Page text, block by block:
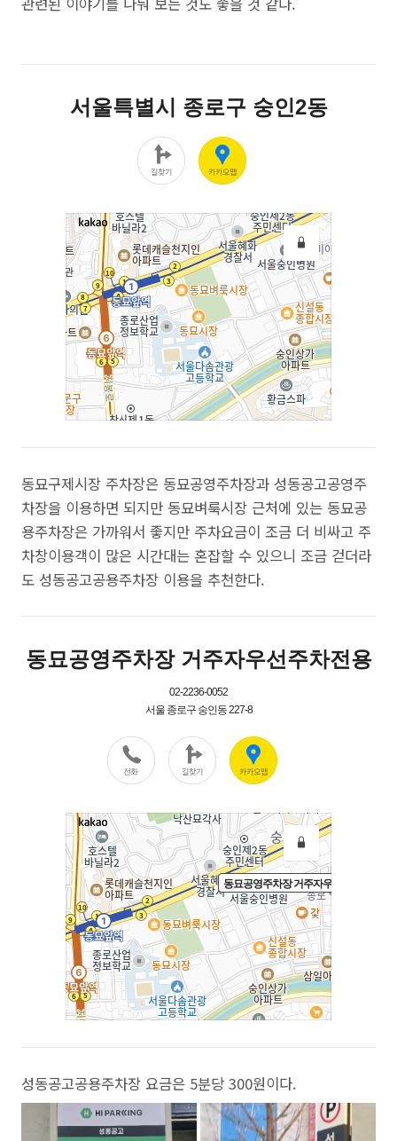
동묘구제시장 주차장은 동묘공영주차장과 성동공고공영주
차장을 이용하면 되지만 동묘벼룩시장 근처에 있는 동묘공
용주차장은 가까워서 좋지만 주차요금이 조금 더 비싸고 주
차창이용객이 많은 시간대는 혼잡할 수 있으니 조금 걷더라
도 성동공고공용주차장 이용을 추천한다.
성동공고공용주차장 요금은 5분당 300원이다.